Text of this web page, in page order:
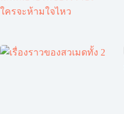
ใครจะห้ามใจไหว